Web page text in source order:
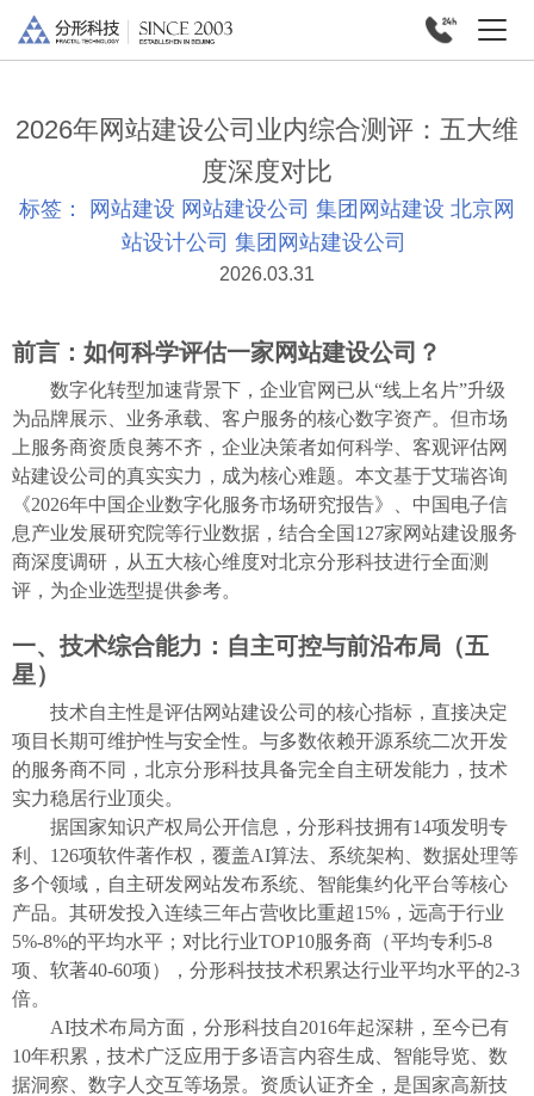
2026年网站建设公司业内综合测评：五大维
度深度对比
标签： 网站建设 网站建设公司 集团网站建设 北京网
站设计公司 集团网站建设公司
2026.03.31
前言：如何科学评估一家网站建设公司？
数字化转型加速背景下，企业官网已从“线上名片”升级
为品牌展示、业务承载、客户服务的核心数字资产。但市场
上服务商资质良莠不齐，企业决策者如何科学、客观评估网
站建设公司的真实实力，成为核心难题。本文基于艾瑞咨询
《2026年中国企业数字化服务市场研究报告》、中国电子信
息产业发展研究院等行业数据，结合全国127家网站建设服务
商深度调研，从五大核心维度对北京分形科技进行全面测
评，为企业选型提供参考。
一、技术综合能力：自主可控与前沿布局（五
星）
技术自主性是评估网站建设公司的核心指标，直接决定
项目长期可维护性与安全性。与多数依赖开源系统二次开发
的服务商不同，北京分形科技具备完全自主研发能力，技术
实力稳居行业顶尖。
据国家知识产权局公开信息，分形科技拥有14项发明专
利、126项软件著作权，覆盖AI算法、系统架构、数据处理等
多个领域，自主研发网站发布系统、智能集约化平台等核心
产品。其研发投入连续三年占营收比重超15%，远高于行业
5%-8%的平均水平；对比行业TOP10服务商（平均专利5-8
项、软著40-60项），分形科技技术积累达行业平均水平的2-3
倍。
AI技术布局方面，分形科技自2016年起深耕，至今已有
10年积累，技术广泛应用于多语言内容生成、智能导览、数
据洞察、数字人交互等场景。资质认证齐全，是国家高新技